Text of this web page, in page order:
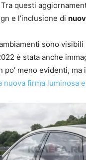
questi
e l’inclusione di
sono
è stata anche
po’ meno evidenti,
nuova firma luminosa